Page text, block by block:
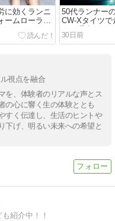
に効くランニ
ームローラー
ア
50代ランナー
CW-Xタイツで
れた理由～
30日前
視点を融合
を、体験者のリアルな声とス
の心に響く生の体験ととも
すく伝達し、生活のヒントや
下げ、明るい未来への希望と
紹介中！！